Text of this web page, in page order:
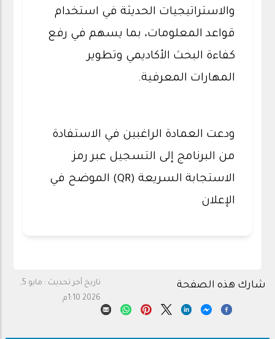
والاستراتيجيات الحديثة في استخدام
قواعد المعلومات، بما يسهم في رفع
كفاءة البحث الأكاديمي وتطوير
المهارات المعرفية.
ودعت العمادة الراغبين في الاستفادة
من البرنامج إلى التسجيل عبر رمز
الاستجابة السريعة (QR) الموضح في
الإعلان
تاريخ آخر تحديث :
مايو 5,
2026 1:10م
شارك هذه الصفحة